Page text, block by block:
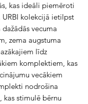
kas ideāli piemēroti
kolekcijā ietilpst
vecuma
zema augstuma
līdz
komplektiem, kas
vecākiem
nodrošina
kas stimulē bērnu